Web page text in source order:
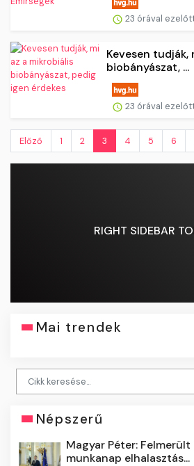
23 órával
Kevesen tudják,
biobányászat, ...
23 órával
Előző 1 2 3 4 5 6
RIGHT SIDEBAR
Mai trendek
Népszerű
Magyar Péter:
munkanap elhalasztás...